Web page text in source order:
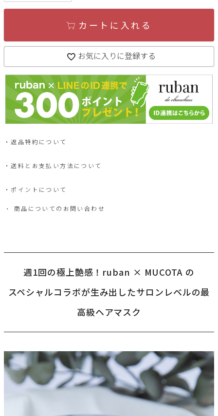
お気に入りに登録する
カートに入れる
返品特約について
送料とお支払い方法について
ポイントについて
商品についてのお問い合わせ
週1回の極上艶感！ruban × MUCOTA の
スペシャルコラボが生み出したサロンレベルの最
高級ヘアマスク